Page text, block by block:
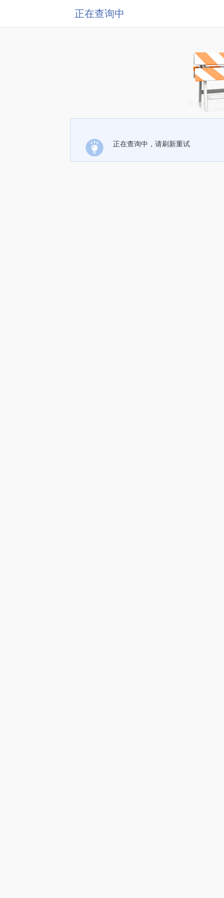
正在查询中
正在查询中，请刷新重试